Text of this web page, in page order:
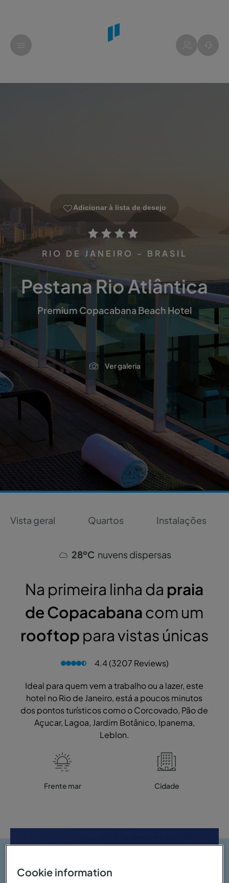
Adicionar à lista de desejo
RIO DE JANEIRO - BRASIL
Pestana Rio Atlântica
Premium Copacabana Beach Hotel
Ver galeria
Vista geral Quartos Instalações
28ºC nuvens dispersas
Na primeira linha da praia
de Copacabanacom um
rooftop para vistas únicas
4.4 (3207 Reviews)
Ideal para quem vem a trabalho ou a lazer, este
hotel no Rio de Janeiro, está a poucos minutos
dos pontos turísticos como o Corcovado, Pão de
Açucar, Lagoa, Jardim Botânico, Ipanema,
Leblon.
Frente mar Cidade
Cookie information